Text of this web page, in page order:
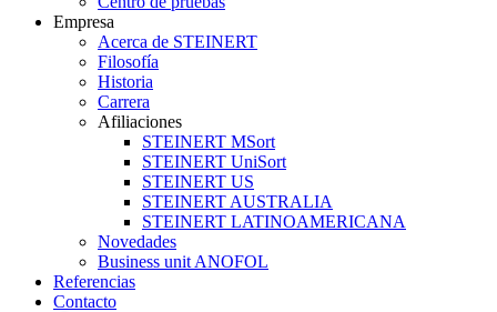
Empresa
Acerca de STEINERT
Filosofía
Historia
Carrera
Afiliaciones
STEINERT MSort
STEINERT UniSort
STEINERT US
STEINERT AUSTRALIA
STEINERT LATINOAMERICANA
Novedades
Business unit ANOFOL
Referencias
Contacto